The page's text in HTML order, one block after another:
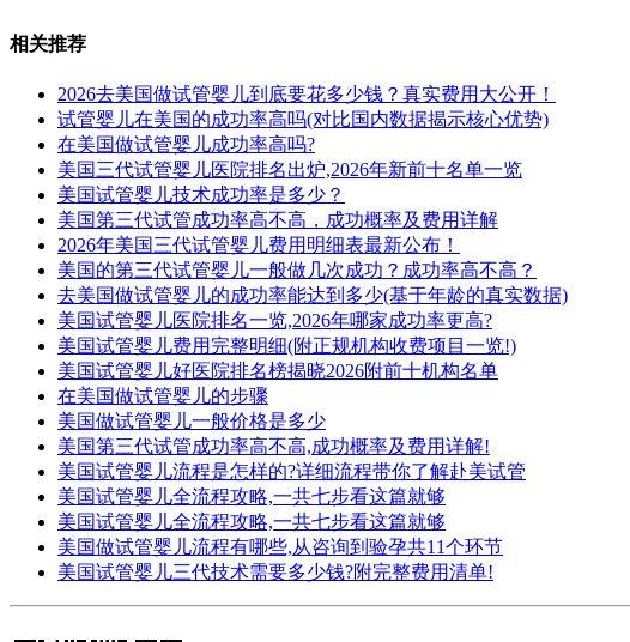
相关推荐
2026去美国做试管婴儿到底要花多少钱？真实费用大公开！
试管婴儿在美国的成功率高吗(对比国内数据揭示核心优势)
在美国做试管婴儿成功率高吗?
美国三代试管婴儿医院排名出炉,2026年新前十名单一览
美国试管婴儿技术成功率是多少？
美国第三代试管成功率高不高，成功概率及费用详解
2026年美国三代试管婴儿费用明细表最新公布！
美国的第三代试管婴儿一般做几次成功？成功率高不高？
去美国做试管婴儿的成功率能达到多少(基于年龄的真实数据)
美国试管婴儿医院排名一览,2026年哪家成功率更高?
美国试管婴儿费用完整明细(附正规机构收费项目一览!)
美国试管婴儿好医院排名榜揭晓2026附前十机构名单
在美国做试管婴儿的步骤
美国做试管婴儿一般价格是多少
美国第三代试管成功率高不高,成功概率及费用详解!
美国试管婴儿流程是怎样的?详细流程带你了解赴美试管
美国试管婴儿全流程攻略,一共七步看这篇就够
美国试管婴儿全流程攻略,一共七步看这篇就够
美国做试管婴儿流程有哪些,从咨询到验孕共11个环节
美国试管婴儿三代技术需要多少钱?附完整费用清单!